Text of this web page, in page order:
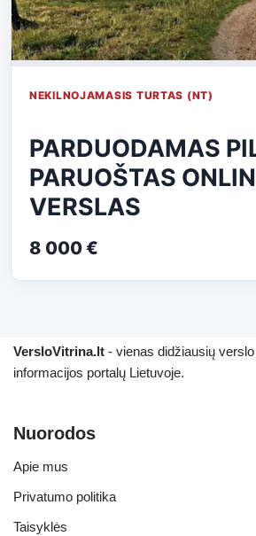
NEKILNOJAMASIS TURTAS (NT)
PARDUODAMAS
PARUOŠTAS
VERSLAS
8 000 €
VersloVitrina.lt - vienas didžiausių
informacijos portalų Lietuvoje.
Nuorodos
Apie mus
Privatumo politika
Taisyklės